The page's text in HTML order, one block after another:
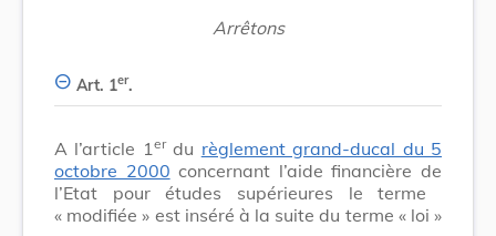
Arrêtons
Art. 1er.
A l’article 1 erdu règlement grand-ducal du 5
octobre 2000 concernant l’aide financière de
l’Etat pour études supérieures le terme
« modifiée » est inséré à la suite du terme « loi »